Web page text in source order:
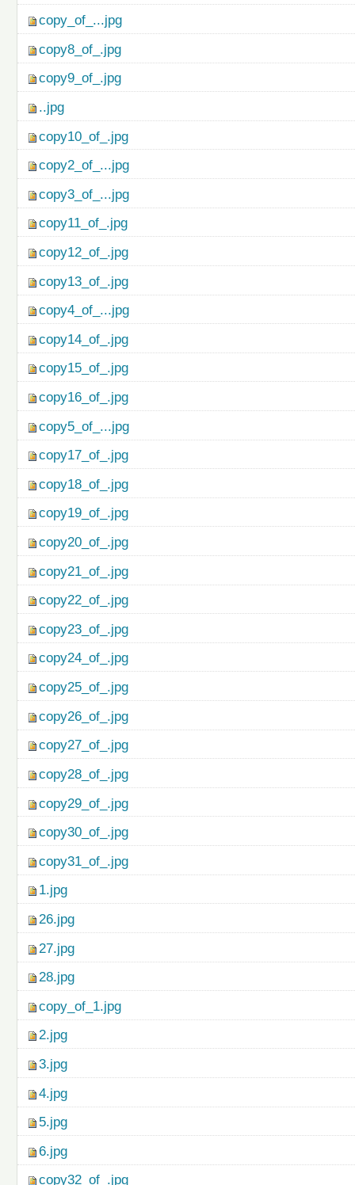
copy_of_...jpg
copy8_of_.jpg
copy9_of_.jpg
..jpg
copy10_of_.jpg
copy2_of_...jpg
copy3_of_...jpg
copy11_of_.jpg
copy12_of_.jpg
copy13_of_.jpg
copy4_of_...jpg
copy14_of_.jpg
copy15_of_.jpg
copy16_of_.jpg
copy5_of_...jpg
copy17_of_.jpg
copy18_of_.jpg
copy19_of_.jpg
copy20_of_.jpg
copy21_of_.jpg
copy22_of_.jpg
copy23_of_.jpg
copy24_of_.jpg
copy25_of_.jpg
copy26_of_.jpg
copy27_of_.jpg
copy28_of_.jpg
copy29_of_.jpg
copy30_of_.jpg
copy31_of_.jpg
1.jpg
26.jpg
27.jpg
28.jpg
copy_of_1.jpg
2.jpg
3.jpg
4.jpg
5.jpg
6.jpg
copy32_of_.jpg